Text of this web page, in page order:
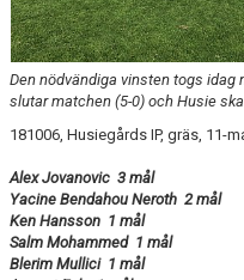
Den nödvändiga vinsten togs idag
slutar matchen (5-0) och Husie
181006, Husiegårds IP, gräs, 11-
Alex Jovanovic 3 mål
Yacine Bendahou Neroth 2 mål
Ken Hansson 1 mål
Salm Mohammed 1 mål
Blerim Mullici 1 mål